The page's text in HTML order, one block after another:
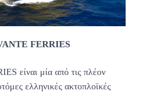
FERRIES
είναι μία από τις πλέον
ελληνικές ακτοπλοϊκές